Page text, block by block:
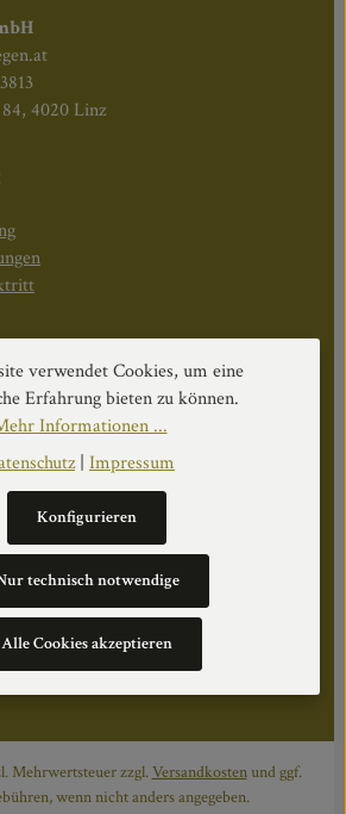
4020 Linz
Uhr
Mehrwertsteuer zzgl.Versandkostenund ggf.
wenn nicht anders angegeben.
verwendet Cookies, um eine
Erfahrung bieten zu können.
Informationen ...
| Impressum
technisch notwendige
Konfigurieren
Alle Cookies akzeptieren